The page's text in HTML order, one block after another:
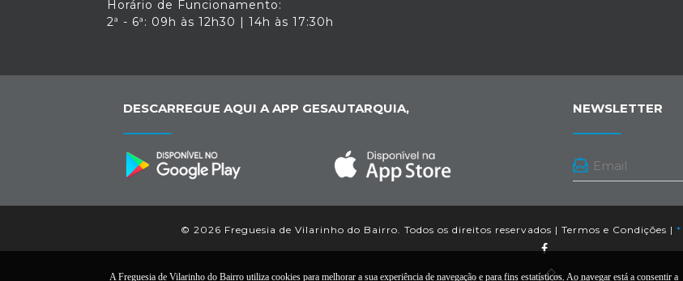
Horário de Funcionamento:
2ª - 6ª: 09h às 12h30 | 14h às 17:30h
DESCARREGUE AQUI A APP GESAUTARQUIA, NEWSLETTER
© 2026 Freguesia de Vilarinho do Bairro. Todos os direitos reservados | Termos e Condições | *
A Freguesia de Vilarinho do Bairro utiliza cookies para melhorar a sua experiência de navegação e para fins estatísticos. Ao navegar está a consentir a